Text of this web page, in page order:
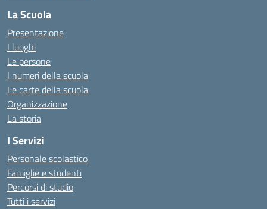
La Scuola
Presentazione
I luoghi
Le persone
I numeri della scuola
Le carte della scuola
Organizzazione
La storia
I Servizi
Personale scolastico
Famiglie e studenti
Percorsi di studio
Tutti i servizi